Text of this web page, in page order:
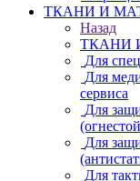
ТКАНИ И
Назад
ТКАНИ
Для
Для
сервиса
Для
Для
Для